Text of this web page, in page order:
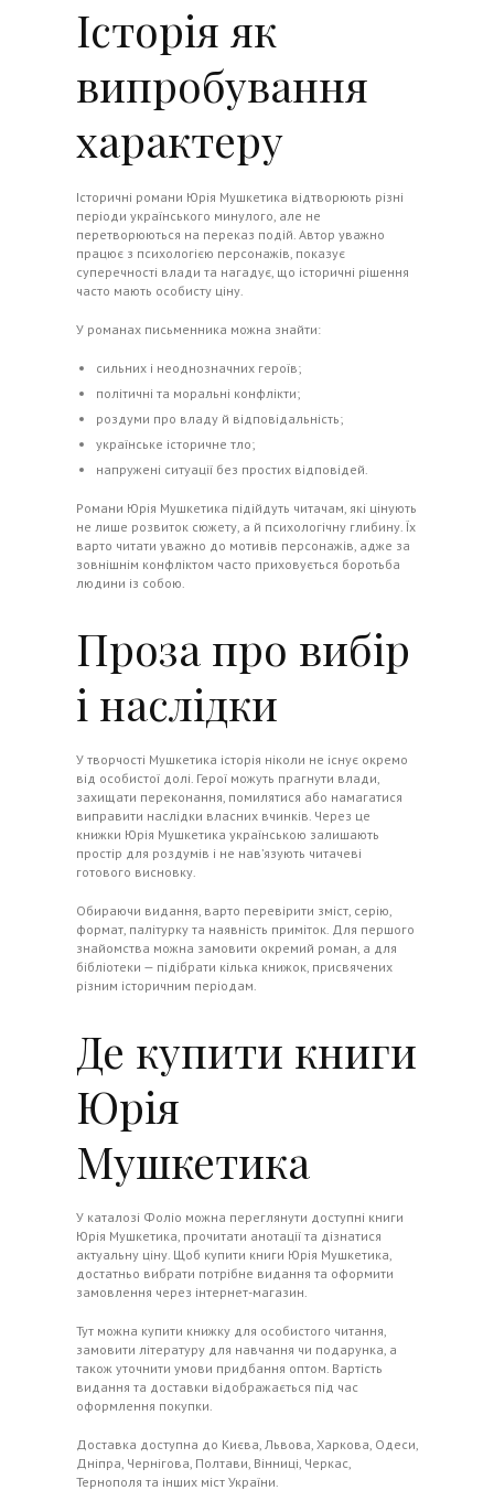
Історія як
випробування
характеру
Історичні романи Юрія Мушкетика відтворюють різні
періоди українського минулого, але не
перетворюються на переказ подій. Автор уважно
працює з психологією персонажів, показує
суперечності влади та нагадує, що історичні рішення
часто мають особисту ціну.
У романах письменника можна знайти:
сильних і неоднозначних героїв;
політичні та моральні конфлікти;
роздуми про владу й відповідальність;
українське історичне тло;
напружені ситуації без простих відповідей.
Романи Юрія Мушкетика підійдуть читачам, які цінують
не лише розвиток сюжету, а й психологічну глибину. Їх
варто читати уважно до мотивів персонажів, адже за
зовнішнім конфліктом часто приховується боротьба
людини із собою.
Проза про вибір
і наслідки
У творчості Мушкетика історія ніколи не існує окремо
від особистої долі. Герої можуть прагнути влади,
захищати переконання, помилятися або намагатися
виправити наслідки власних вчинків. Через це
книжки Юрія Мушкетика українською залишають
простір для роздумів і не нав’язують читачеві
готового висновку.
Обираючи видання, варто перевірити зміст, серію,
формат, палітурку та наявність приміток. Для першого
знайомства можна замовити окремий роман, а для
бібліотеки — підібрати кілька книжок, присвячених
різним історичним періодам.
Де купити книги
Юрія
Мушкетика
У каталозі Фоліо можна переглянути доступні книги
Юрія Мушкетика, прочитати анотації та дізнатися
актуальну ціну. Щоб купити книги Юрія Мушкетика,
достатньо вибрати потрібне видання та оформити
замовлення через інтернет-магазин.
Тут можна купити книжку для особистого читання,
замовити літературу для навчання чи подарунка, а
також уточнити умови придбання оптом. Вартість
видання та доставки відображається під час
оформлення покупки.
Доставка доступна до Києва, Львова, Харкова, Одеси,
Дніпра, Чернігова, Полтави, Вінниці, Черкас,
Тернополя та інших міст України.